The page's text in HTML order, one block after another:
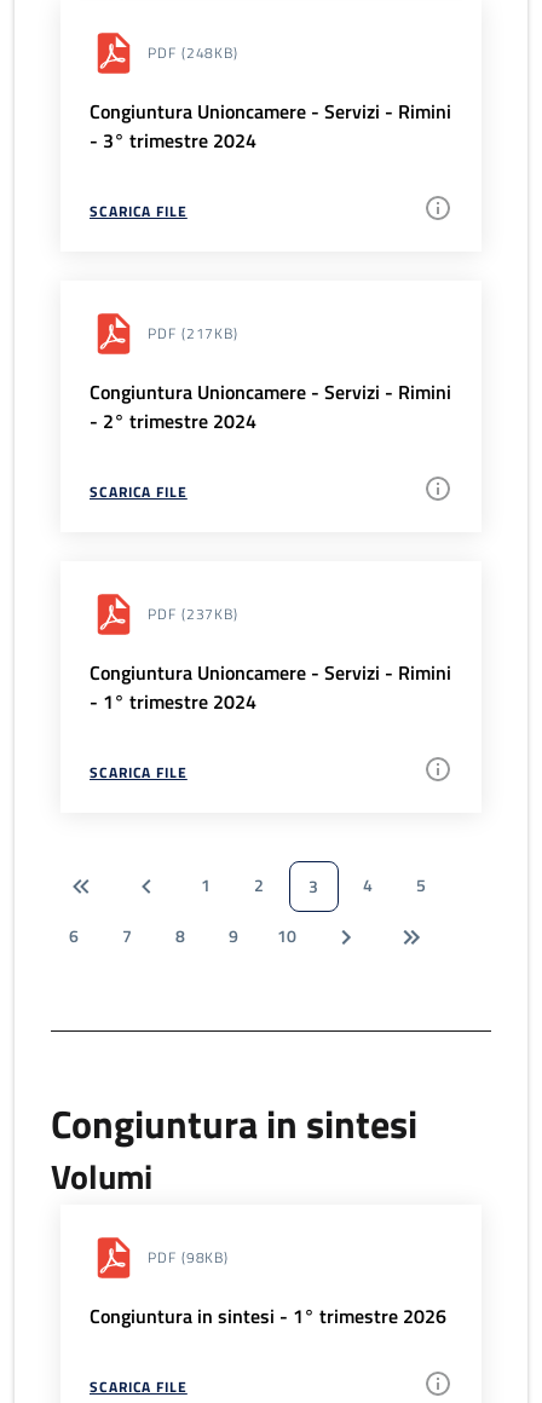
PDF (248KB)
Congiuntura Unioncamere - Servizi - Rimini
- 3° trimestre 2024
SCARICA FILE
PDF (217KB)
Congiuntura Unioncamere - Servizi - Rimini
- 2° trimestre 2024
SCARICA FILE
PDF (237KB)
Congiuntura Unioncamere - Servizi - Rimini
- 1° trimestre 2024
SCARICA FILE
1 2 3 4
5
6
7 8 9 10
Congiuntura in sintesi
Volumi
PDF (98KB)
Congiuntura in sintesi - 1° trimestre 2026
SCARICA FILE